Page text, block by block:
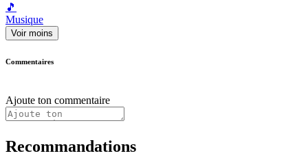
🎵
Musique
Voir moins
Commentaires
Ajoute ton commentaire
Recommandations